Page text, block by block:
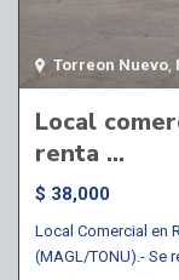
Torreon Nuevo,
Local
renta ...
$ 38,000
Local Comercial en
(MAGL/TONU).- Se